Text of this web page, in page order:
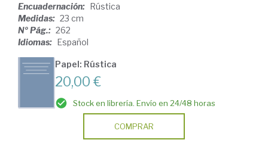
Encuadernación: Rústica
Medidas: 23 cm
Nº Pág.: 262
Idiomas: Español
Papel: Rústica
20,00 €
Stock en librería. Envío en 24/48 horas
COMPRAR